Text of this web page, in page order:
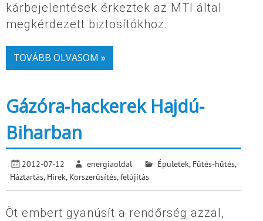
kárbejelentések érkeztek az MTI által
megkérdezett biztosítókhoz.
TOVÁBB OLVASOM »
Gázóra-hackerek Hajdú-
Biharban
2012-07-12 energiaoldal Épületek, Fűtés-hűtés,
Háztartás, Hírek, Korszerűsítés, felújítás
Öt embert gyanúsít a rendőrség azzal,